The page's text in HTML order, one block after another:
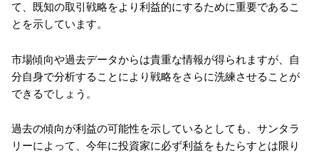
て、既知の取引戦略をより利益的にするために重要であるこ
とを示しています。
市場傾向や過去データからは貴重な情報が得られますが、自
分自身で分析することにより戦略をさらに洗練させることが
できるでしょう。
過去の傾向が利益の可能性を示しているとしても、サンタラ
リーによって、今年に投資家に必ず利益をもたらすとは限り